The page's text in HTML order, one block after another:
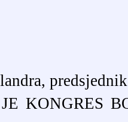
KONGRES